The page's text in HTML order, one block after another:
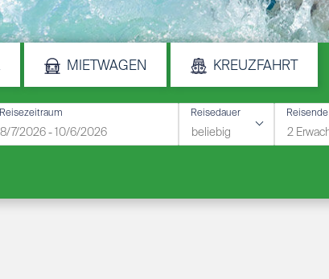
MIETWAGEN KREUZFAHRT
Reisezeitraum Reisedauer Reisende